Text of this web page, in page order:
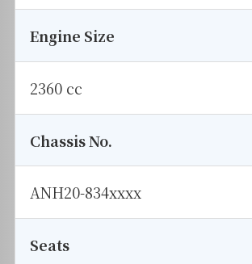
Engine Size
2360 cc
Chassis No.
ANH20-834xxxx
Seats